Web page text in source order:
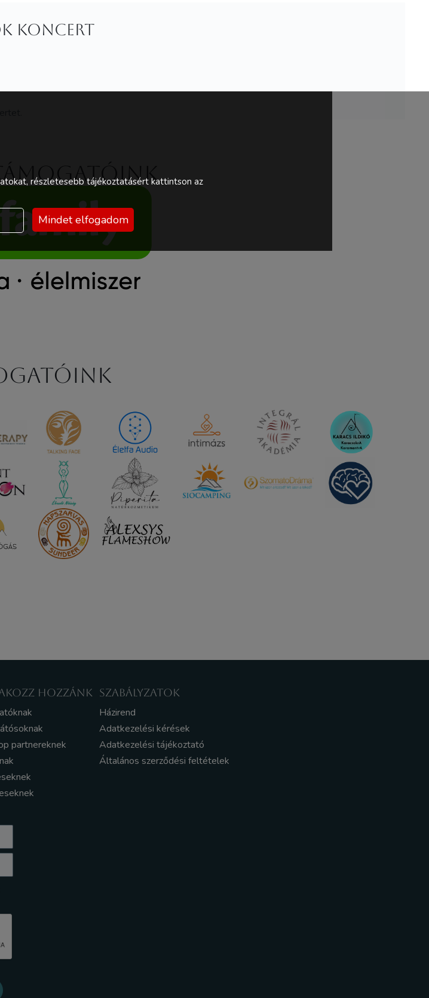
koncert
HOZZÁNK
partnereknek
SZABÁLYZATOK
Házirend
Adatkezelési kérések
Adatkezelési tájékoztató
Általános szerződési feltételek
részletesebb tájékoztatásért kattintson az
Mindet elfogadom